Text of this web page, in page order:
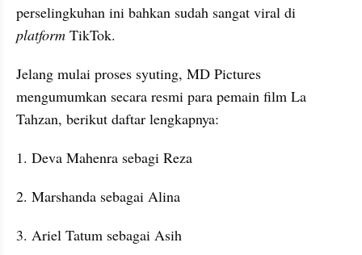
platform TikTok.
Jelang mulai proses syuting, MD Pictures
mengumumkan secara resmi para pemain film La
Tahzan, berikut daftar lengkapnya:
1. Deva Mahenra sebagi Reza
2. Marshanda sebagai Alina
3. Ariel Tatum sebagai Asih